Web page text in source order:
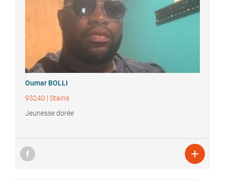
Oumar BOLLI
93240 | Stains
Jeunesse dorée
